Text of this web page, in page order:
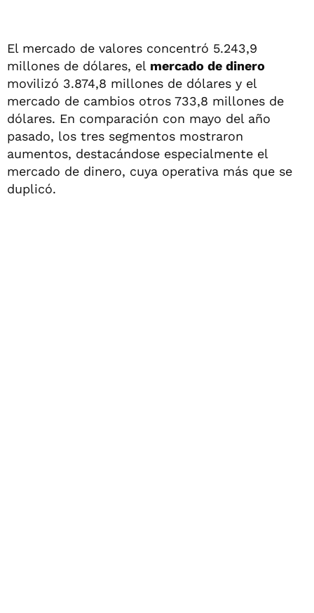
El mercado de valores concentró 5.243,9
millones de dólares, el mercado de dinero
movilizó 3.874,8 millones de dólares y el
mercado de cambios otros 733,8 millones de
dólares. En comparación con mayo del año
pasado, los tres segmentos mostraron
aumentos, destacándose especialmente el
mercado de dinero, cuya operativa más que se
duplicó.